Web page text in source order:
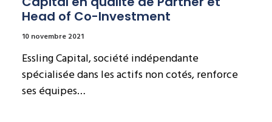
Head of Co-Investment
10 novembre 2021
Essling Capital, société indépendante
spécialisée dans les actifs non cotés, renforce
ses équipes…